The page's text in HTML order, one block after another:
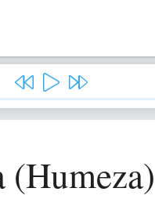
(Humeza)